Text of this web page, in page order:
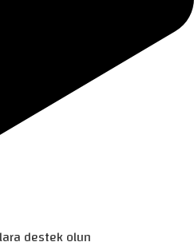
destek olun